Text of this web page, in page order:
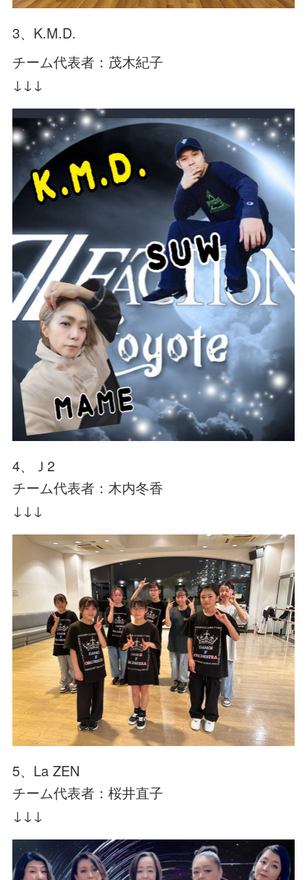
3、K.M.D.
チーム代表者：茂木紀子
↓↓↓
4、Ｊ2
チーム代表者：木内冬香
↓↓↓
5、La ZEN
チーム代表者：桜井直子
↓↓↓